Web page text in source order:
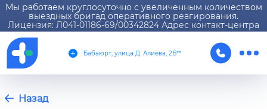
Мы работаем круглосуточно с увеличенным количеством
выездных бригад оперативного реагирования.
Лицензия: Л041-01186-69/00342824 Адрес контакт-центра
Бабаюрт, улица Д. Алиева, 2Б**
Назад